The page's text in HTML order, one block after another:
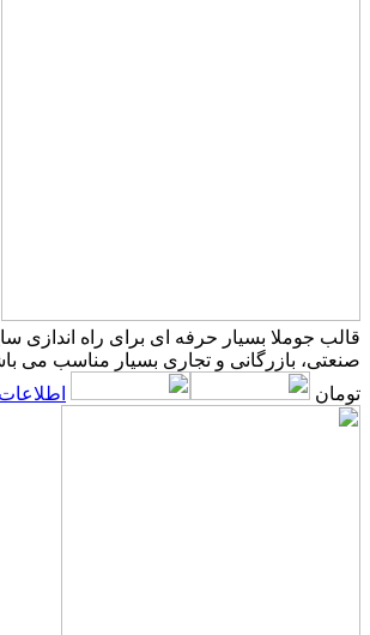
قالب جوملا بسیار حرفه ای برای راه اندازی
صنعتی، بازرگانی و تجاری بسیار مناسب می
تومان